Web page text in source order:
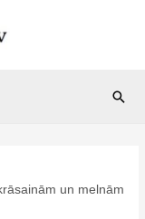
un melnām